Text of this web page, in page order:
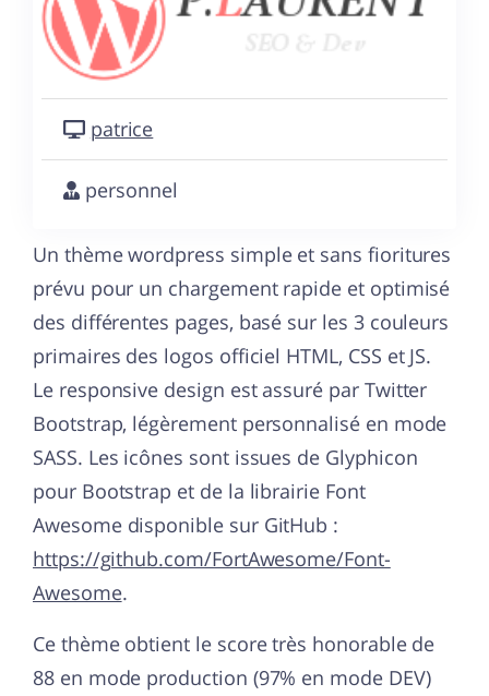
patrice
personnel
Un thème wordpress simple et sans fioritures
prévu pour un chargement rapide et optimisé
des différentes pages, basé sur les 3 couleurs
primaires des logos officiel HTML, CSS et JS.
Le responsive design est assuré par Twitter
Bootstrap, légèrement personnalisé en mode
SASS. Les icônes sont issues de Glyphicon
pour Bootstrap et de la librairie Font
Awesome disponible sur GitHub :
https://github.com/FortAwesome/Font-
Awesome.
Ce thème obtient le score très honorable de
88 en mode production (97% en mode DEV)